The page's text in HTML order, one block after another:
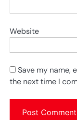
Website
Save my name,
the next time I